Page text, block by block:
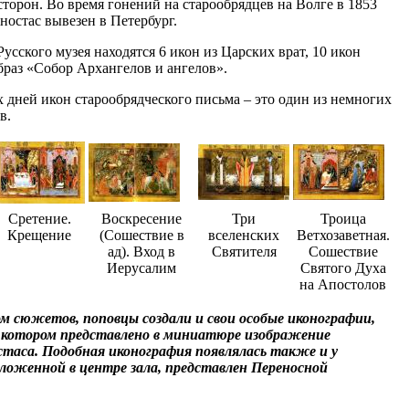
Во время гонений на старообрядцев на Волге в 1853
вывезен в Петербург.
музея находятся 6 икон из Царских врат, 10 икон
«Собор Архангелов и ангелов».
икон старообрядческого письма – это один из немногих
Сретение.
Крещение
Воскресение
(Сошествие в
ад). Вход в
Иерусалим
Три
вселенских
Святителя
Троица
Ветхозаветная.
Сошествие
Святого Духа
на Апостолов
сюжетов, поповцы создали и свои особые иконографии,
котором представлено в миниатюре изображение
Подобная иконография появлялась также и у
в центре зала, представлен Переносной